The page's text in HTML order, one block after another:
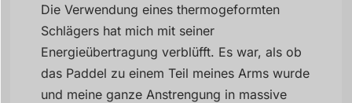
Die Verwendung eines thermogeformten
Schlägers hat mich mit seiner
Energieübertragung verblüfft. Es war, als ob
das Paddel zu einem Teil meines Arms wurde
und meine ganze Anstrengung in massive